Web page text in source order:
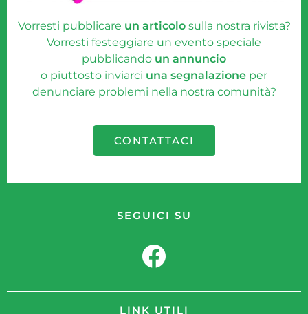
Vorresti pubblicare un articolosulla nostra rivista?
Vorresti festeggiare un evento speciale
pubblicando un annuncio
o piuttosto inviarci una segnalazione per
denunciare problemi nella nostra comunità?
CONTATTACI
LINK UTILI
SEGUICI SU